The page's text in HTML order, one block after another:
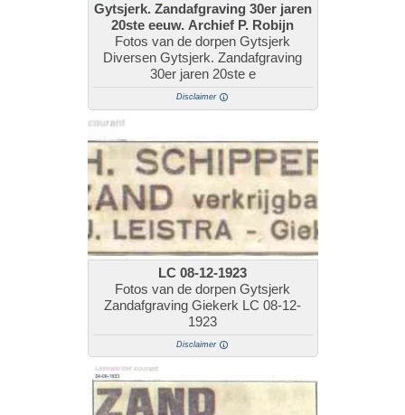
Gytsjerk. Zandafgraving 30er jaren
20ste eeuw. Archief P. Robijn
Fotos van de dorpen Gytsjerk
Diversen Gytsjerk. Zandafgraving
30er jaren 20ste e
Disclaimer
LC 08-12-1923
Fotos van de dorpen Gytsjerk
Zandafgraving Giekerk LC 08-12-
1923
Disclaimer